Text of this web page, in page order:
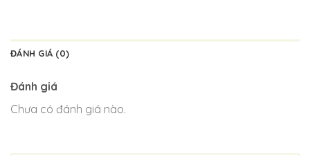
ĐÁNH GIÁ (0)
Đánh giá
Chưa có đánh giá nào.